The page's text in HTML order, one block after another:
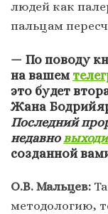
людей как
пальцам
— По поводу
на вашем
это будет
Жана
Последний
недавно
созданной
О.В. Мальцев:
методологию,